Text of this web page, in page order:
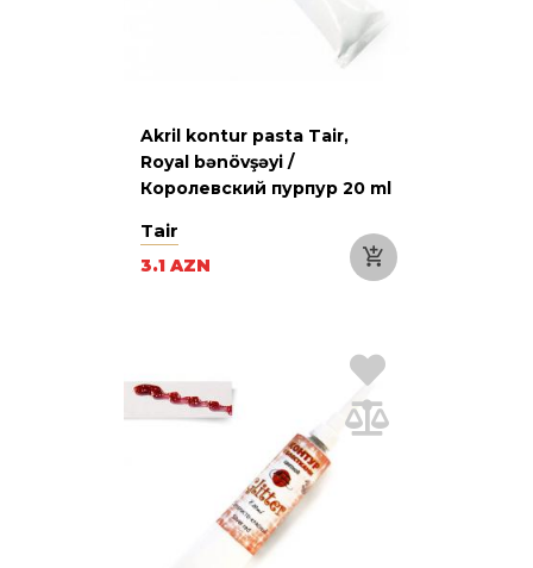
Akril kontur pasta Tair,
Royal bənövşəyi /
Королевский пурпур 20 ml
Tair
3.1 AZN